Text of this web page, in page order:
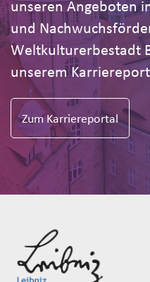
unseren Angeboten
und
Weltkulturerbestadt
unserem
Zum Karriereportal